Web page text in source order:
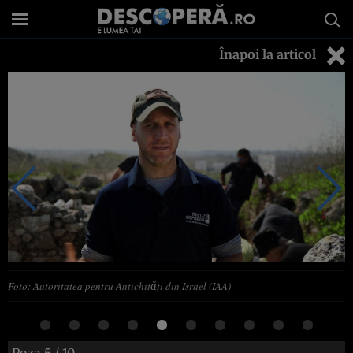
Înapoi la articol
Foto: Autoritatea pentru Antichități din Israel (IAA)